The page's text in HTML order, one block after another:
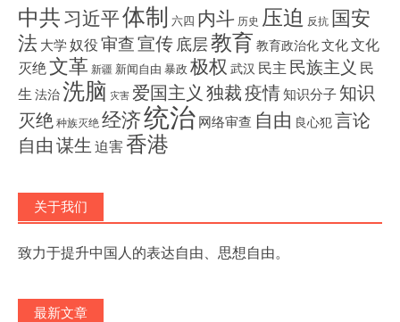
中共习近平体制 六四 内斗 历史 压迫 反抗 国安
法 大学 奴役 审查宣传底层教育 教育政治化文化文化
灭绝文革 新疆 新闻自由 暴政 极权 武汉 民主 民族主义 民
生 法治洗脑 灾害 爱国主义 独裁疫情知识分子 知识
灭绝 种族灭绝 经济统治 网络审查 自由 良心犯言论
自由 谋生 迫害香港
关于我们
致力于提升中国人的表达自由、思想自由。
最新文章